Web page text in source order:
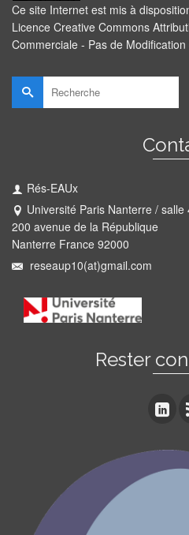
Ce site Internet est mis à
Licence Creative Commons
Commerciale - Pas de
Rechercher :
Rés-EAUx
Université Paris Nanterre /
200 avenue de la République
Nanterre France 92000
reseaup10(at)gmail.com
Rester